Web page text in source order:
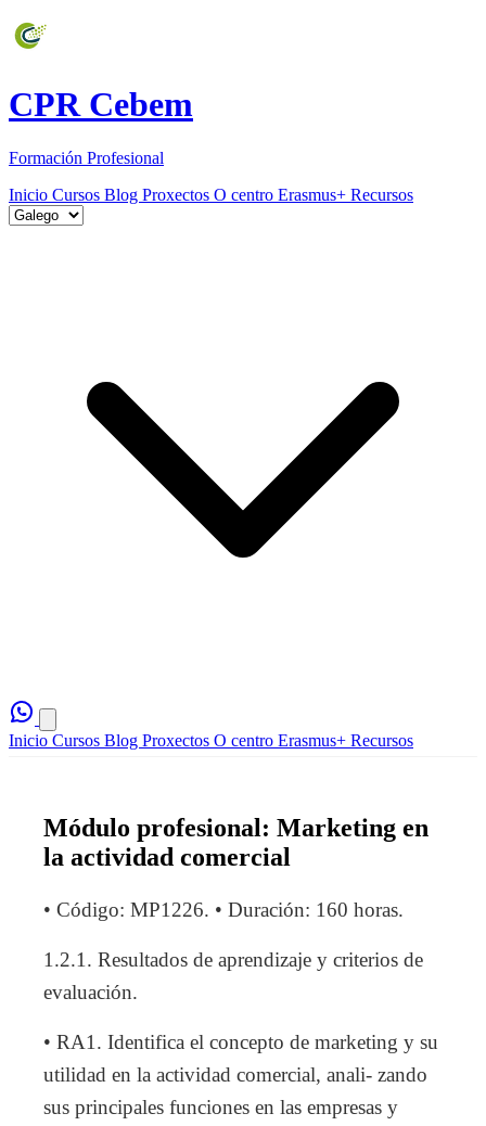
CPR Cebem
Formación Profesional
Inicio Cursos Blog Proxectos O centro Erasmus+ Recursos
Inicio Cursos Blog Proxectos O centro Erasmus+ Recursos
Módulo profesional: Marketing en
la actividad comercial
• Código: MP1226. • Duración: 160 horas.
1.2.1. Resultados de aprendizaje y criterios de
evaluación.
• RA1. Identifica el concepto de marketing y su
utilidad en la actividad comercial, anali- zando
sus principales funciones en las empresas y